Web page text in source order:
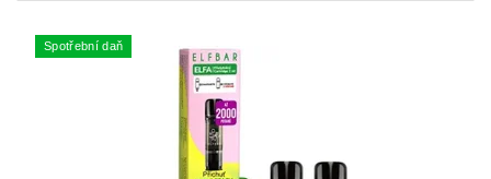
Spotřební daň